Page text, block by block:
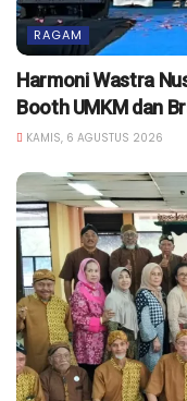
RAGAM
Harmoni Wastra
Booth UMKM dan
KAMIS, 6 AGUSTUS 2026